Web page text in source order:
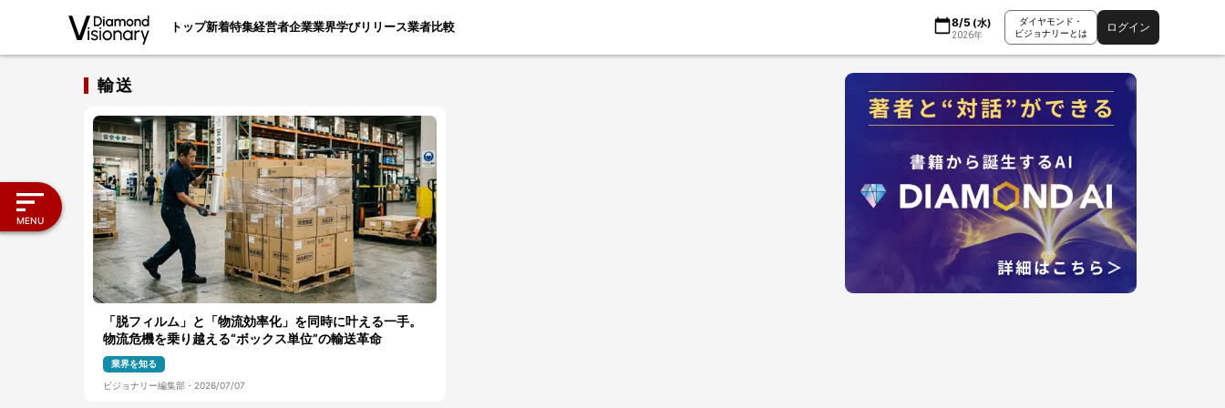
トップ新着特集経営者企業業界学びリリース業者比較 8/5 (水)
2026年
ダイヤモンド・
ビジョナリーとは
ログイン
MENU
輸送
「脱フィルム」と「物流効率化」を同時に叶える一手。
物流危機を乗り越える“ボックス単位”の輸送革命
業界を知る
ビジョナリー編集部 ・2026/07/07